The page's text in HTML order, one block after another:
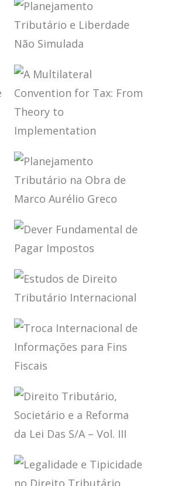
FINANÇAS
PÚBLICAS E
DESENVOLVIMENTO
(ENSAIOS)
PLANEJAMENTO
TRIBUTÁRIO E
LIBERDADE NÃO
SIMULADA
A MULTILATERAL
CONVENTION
FOR TAX: FROM
THEORY TO
IMPLEMENTATION
PLANEJAMENTO
TRIBUTÁRIO NA
OBRA DE MARCO
DEVER
FUNDAMENTAL
DE PAGAR
ESTUDOS DE
DIREITO
TRIBUTÁRIO
INTERNACIONAL
TROCA
INTERNACIONAL
DE
INFORMAÇÕES
PARA FINS
DIREITO
TRIBUTÁRIO,